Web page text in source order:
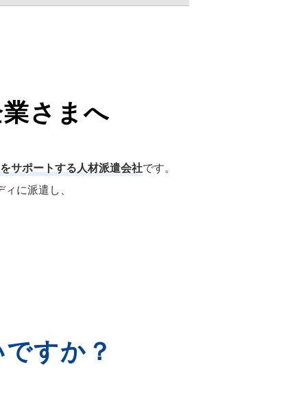
さまへ
サポートする人材派遣会社です。
に派遣し、
すか？